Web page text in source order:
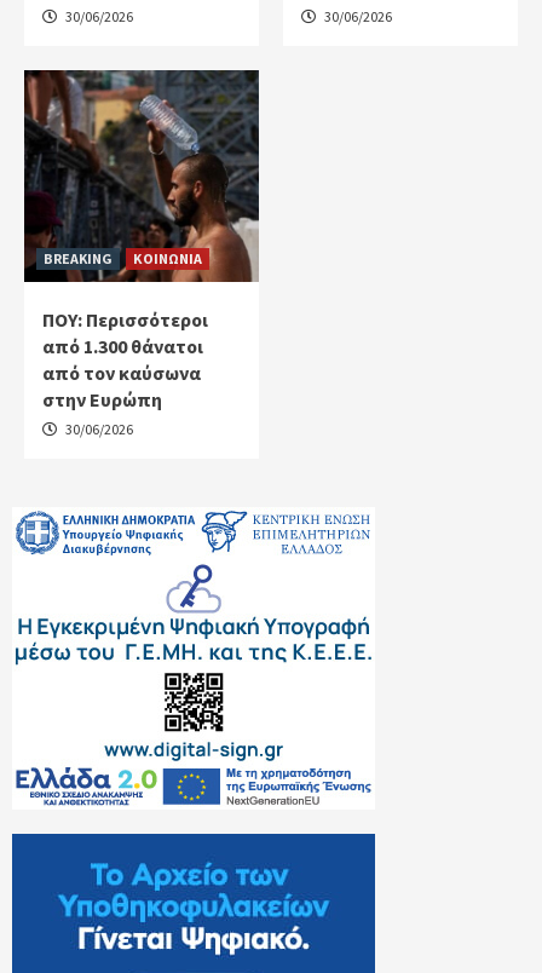
30/06/2026 30/06/2026
BREAKING ΚΟΙΝΩΝΙΑ
ΠΟΥ: Περισσότεροι
από 1.300 θάνατοι
από τον καύσωνα
στην Ευρώπη
30/06/2026